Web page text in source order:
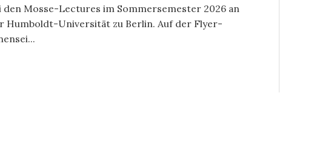
den Mosse-Lectures im Sommersemester 2026 an
Humboldt-Universität zu Berlin. Auf der Flyer-